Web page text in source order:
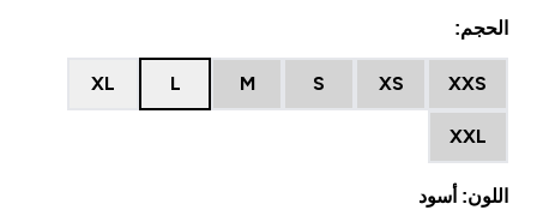
الحجم:
XXS
XS
S
M
L
XL
XXL
اللون: أسود